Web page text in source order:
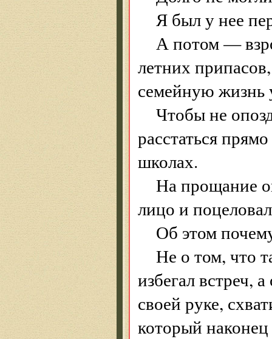
Я был у нее
А потом —
летних
семейную жизнь
Чтобы не
расстаться
школах.
На прощание
лицо и
Об этом
Не о том, что
избегал встреч,
своей руке,
который